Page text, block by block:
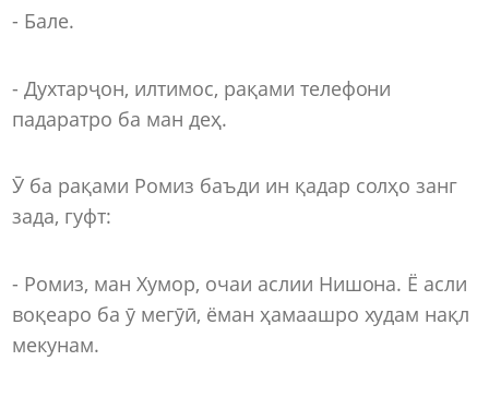
- Бале.
- Духтарҷон, илтимос, рақами телефони
падаратро ба ман деҳ.
Ӯ ба рақами Ромиз баъди ин қадар солҳо занг
зада, гуфт:
- Ромиз, ман Хумор, очаи аслии Нишона. Ё асли
воқеаро ба ӯ мегӯӣ, ёман ҳамаашро худам нақл
мекунам.